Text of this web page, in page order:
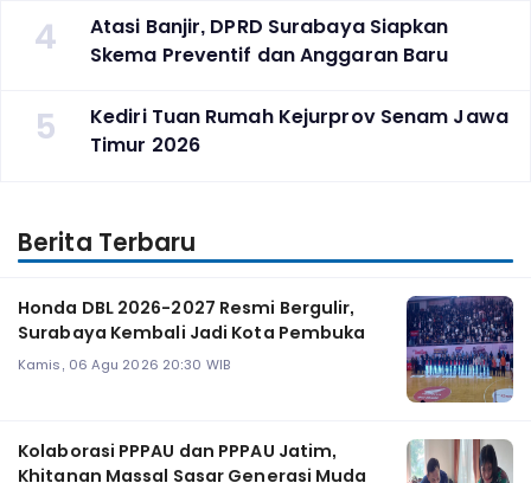
4
Atasi Banjir, DPRD Surabaya Siapkan
Skema Preventif dan Anggaran Baru
5
Kediri Tuan Rumah Kejurprov Senam Jawa
Timur 2026
Berita Terbaru
Honda DBL 2026-2027 Resmi Bergulir,
Surabaya Kembali Jadi Kota Pembuka
Kamis, 06 Agu 2026 20:30 WIB
Kolaborasi PPPAU dan PPPAU Jatim,
Khitanan Massal Sasar Generasi Muda